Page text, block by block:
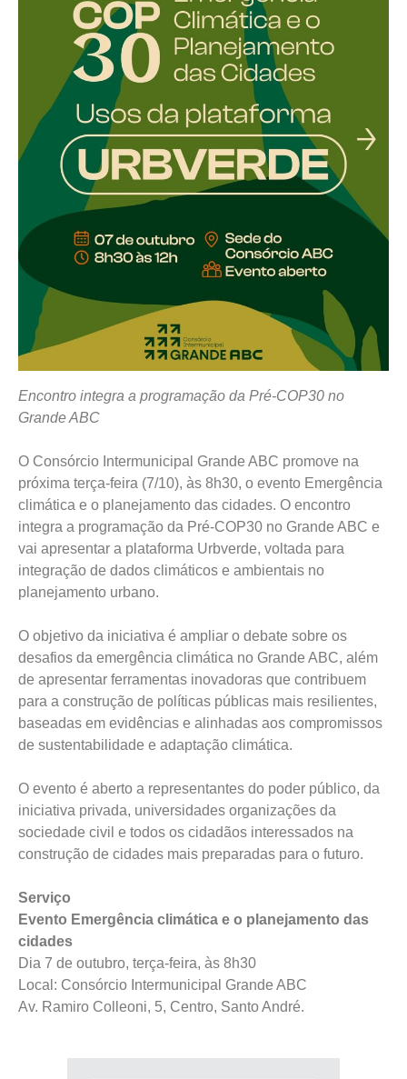
Encontro integra a programação da Pré-COP30 no
Grande ABC
O Consórcio Intermunicipal Grande ABC promove na
próxima terça-feira (7/10), às 8h30, o evento Emergência
climática e o planejamento das cidades. O encontro
integra a programação da Pré-COP30 no Grande ABC e
vai apresentar a plataforma Urbverde, voltada para
integração de dados climáticos e ambientais no
planejamento urbano.
O objetivo da iniciativa é ampliar o debate sobre os
desafios da emergência climática no Grande ABC, além
de apresentar ferramentas inovadoras que contribuem
para a construção de políticas públicas mais resilientes,
baseadas em evidências e alinhadas aos compromissos
de sustentabilidade e adaptação climática.
O evento é aberto a representantes do poder público, da
iniciativa privada, universidades organizações da
sociedade civil e todos os cidadãos interessados na
construção de cidades mais preparadas para o futuro.
Serviço
Evento Emergência climática e o planejamento das
cidades
Dia 7 de outubro, terça-feira, às 8h30
Local: Consórcio Intermunicipal Grande ABC
Av. Ramiro Colleoni, 5, Centro, Santo André.